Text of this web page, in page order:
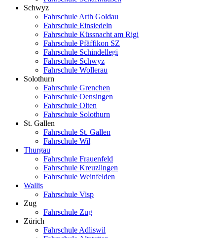
Schwyz
Fahrschule Arth Goldau
Fahrschule Einsiedeln
Fahrschule Küssnacht am Rigi
Fahrschule Pfäffikon SZ
Fahrschule Schindellegi
Fahrschule Schwyz
Fahrschule Wollerau
Solothurn
Fahrschule Grenchen
Fahrschule Oensingen
Fahrschule Olten
Fahrschule Solothurn
St. Gallen
Fahrschule St. Gallen
Fahrschule Wil
Thurgau
Fahrschule Frauenfeld
Fahrschule Kreuzlingen
Fahrschule Weinfelden
Wallis
Fahrschule Visp
Zug
Fahrschule Zug
Zürich
Fahrschule Adliswil